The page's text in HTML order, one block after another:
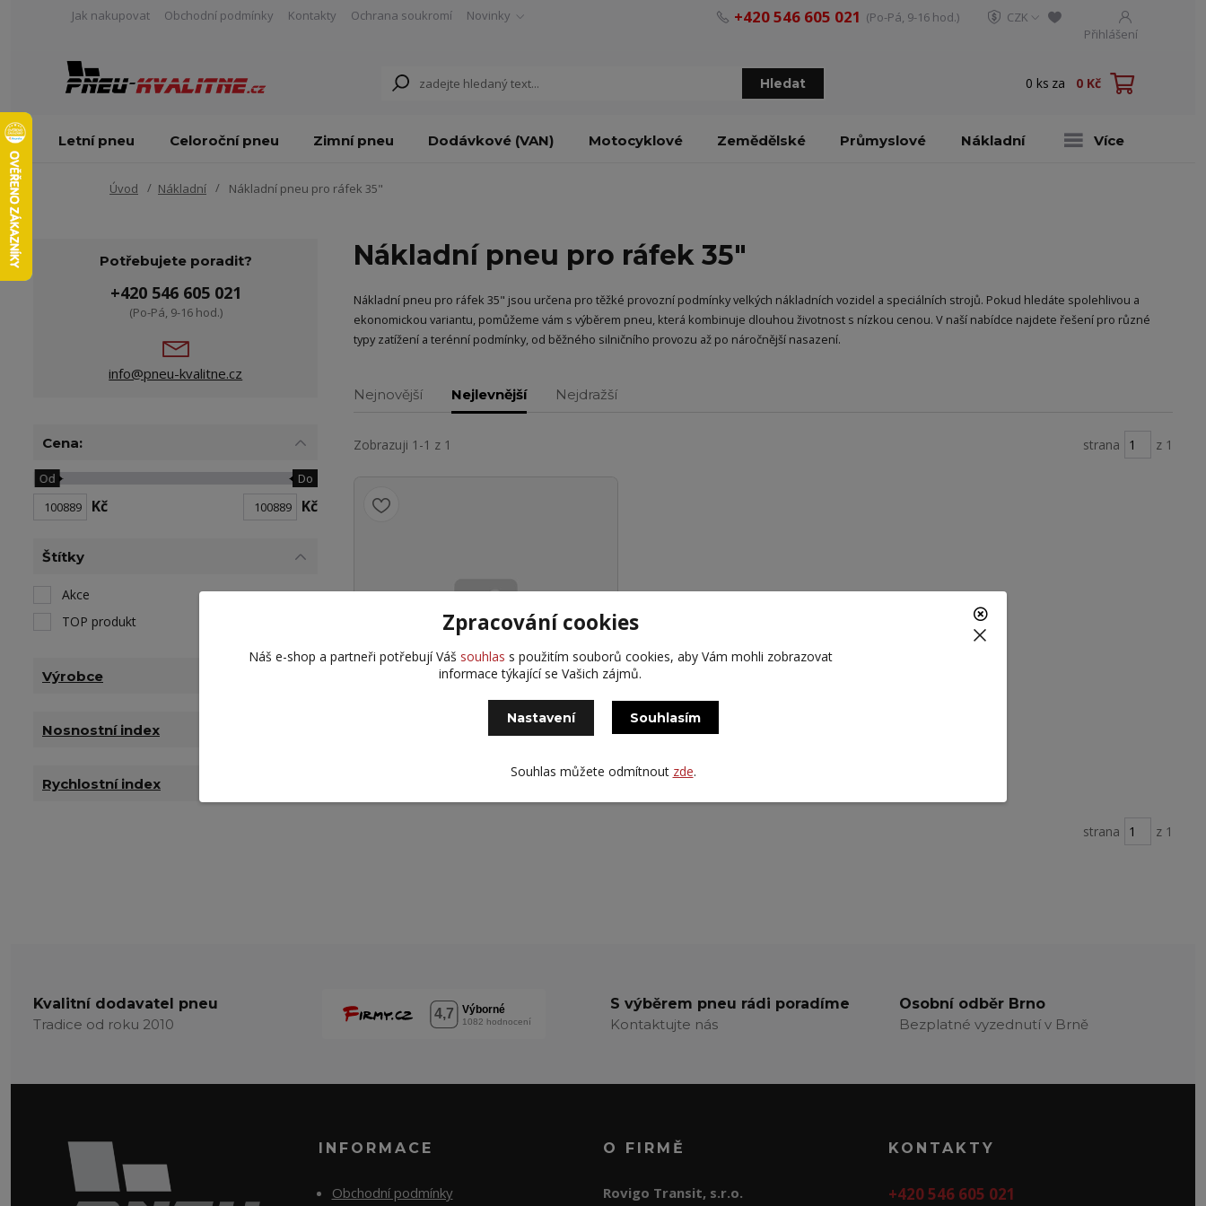
Jak nakupovat Obchodní podmínky Kontakty Ochrana soukromí Novinky
CZK
Přihlášení
Hledat
+420 546 605 021 (Po-Pá, 9-16 hod.)
0 ks za 0 Kč
Letní pneu Celoroční pneu Zimní pneu Dodávkové (VAN) Motocyklové Zemědělské Průmyslové Nákladní Více
Úvod Nákladní Nákladní pneu pro ráfek 35"
Nákladní pneu pro ráfek 35"
Nákladní pneu pro ráfek 35" jsou určena pro těžké provozní podmínky velkých nákladních vozidel a speciálních strojů. Pokud hledáte spolehlivou a
ekonomickou variantu, pomůžeme vám s výběrem pneu, která kombinuje dlouhou životnost s nízkou cenou. V naší nabídce najdete řešení pro různé
typy zatížení a terénní podmínky, od běžného silničního provozu až po náročnější nasazení.
Nejnovější Nejlevnější Nejdražší
Zobrazuji 1-1 z 1 strana z 1
TIANLI 21,00R35
TUE402PRO(E-4) 204B ** TL
Externí 4
strana z 1
Cena:
Kč
Od Do
Kč
Štítky
Akce
TOP produkt
Výrobce
Nosnostní index
Rychlostní index
Potřebujete poradit?
+420 546 605 021
(Po-Pá, 9-16 hod.)
info@pneu-kvalitne.cz
Kvalitní dodavatel pneu
Tradice od roku 2010
S výběrem pneu rádi poradíme
Kontaktujte nás
Osobní odběr Brno
Bezplatné vyzednutí v Brně
INFORMACE
Obchodní podmínky
O FIRMĚ
Rovigo Transit, s.r.o.
KONTAKTY
+420 546 605 021
Zpracování cookies
Náš e-shop a partneři potřebují Váš souhlas s použitím souborů cookies, aby Vám mohli zobrazovat
informace týkající se Vašich zájmů.
Nastavení Souhlasím
Souhlas můžete odmítnout zde.